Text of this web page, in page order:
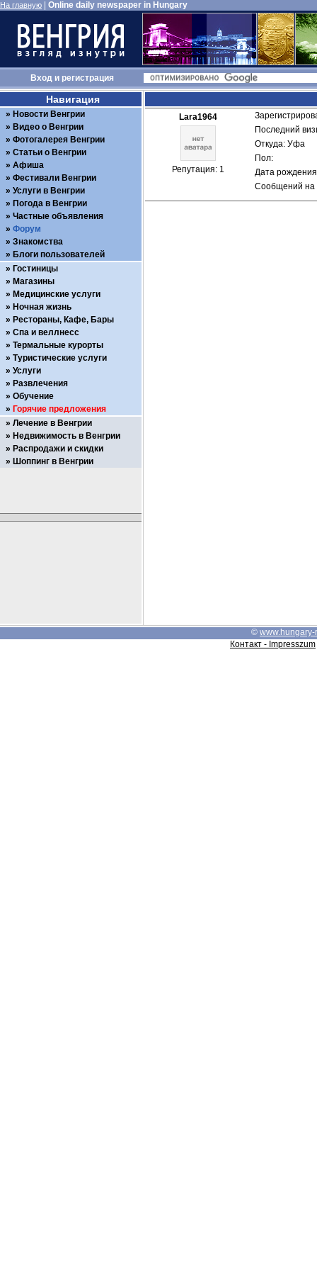
На главную Online daily newspaper in Hungary
Входи регистрация
Lara1964
Репутация: 1
Последний
Откуда: Уфа
Пол:
Дата
Сообщений на
Навигация
Новости Венгрии
Видео о Венгрии
Фотогалерея Венгрии
Статьи о Венгрии
Афиша
Фестивали Венгрии
Услуги в Венгрии
Погода в Венгрии
Частные объявления
Форум
Знакомства
Блоги пользователей
Гостиницы
Магазины
Медицинские услуги
Ночная жизнь
Рестораны, Кафе, Бары
Спа и веллнесс
Термальные курорты
Туристические услуги
Услуги
Развлечения
Обучение
Горячие предложения
Лечение в Венгрии
Недвижимость в Венгрии
Распродажи и скидки
Шоппинг в Венгрии
© www.hungary-
Контакт - Impresszum